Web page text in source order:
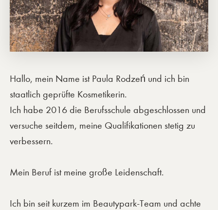
Hallo, mein Name ist Paula Rodzeń und ich bin
staatlich geprüfte Kosmetikerin.
Ich habe 2016 die Berufsschule abgeschlossen und
versuche seitdem, meine Qualifikationen stetig zu
verbessern.
Mein Beruf ist meine große Leidenschaft.
Ich bin seit kurzem im Beautypark-Team und achte